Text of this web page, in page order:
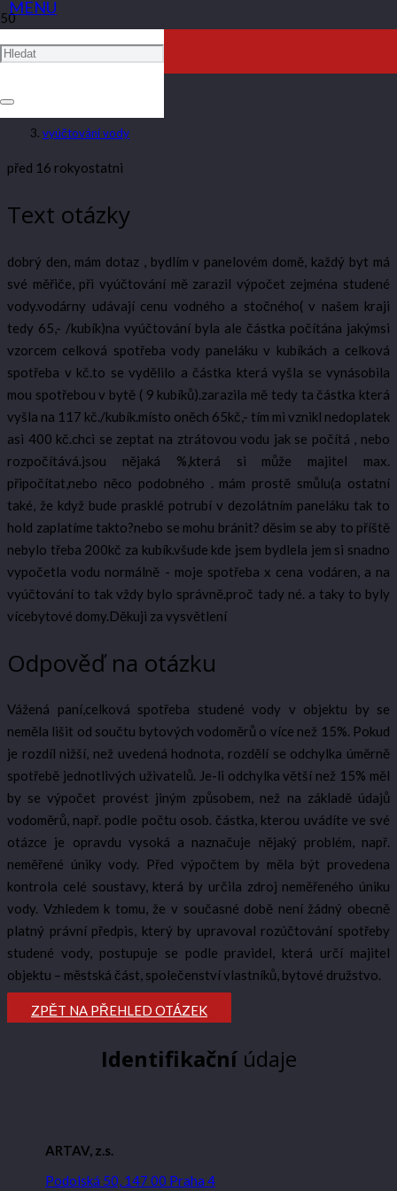
VYÚČTOVÁNÍ VODY
vyúčtování vody
před 16 rokyostatni
Text otázky
dobrý den, mám dotaz , bydlím v panelovém domě, každý byt má
své měřiče, při vyúčtování mě zarazil výpočet zejména studené
vody.vodárny udávají cenu vodného a stočného( v našem kraji
tedy 65,- /kubík)na vyúčtování byla ale částka počítána jakýmsi
vzorcem celková spotřeba vody paneláku v kubíkách a celková
spotřeba v kč.to se vydělilo a částka která vyšla se vynásobila
mou spotřebou v bytě ( 9 kubíků).zarazila mě tedy ta částka která
vyšla na 117 kč./kubík.místo oněch 65kč,- tím mi vznikl nedoplatek
asi 400 kč.chci se zeptat na ztrátovou vodu jak se počítá , nebo
rozpočítává.jsou nějaká %,která si může majitel max.
připočítat,nebo něco podobného . mám prostě smůlu(a ostatní
také, že když bude prasklé potrubí v dezolátním paneláku tak to
hold zaplatíme takto?nebo se mohu bránit? děsim se aby to příště
nebylo třeba 200kč za kubík.všude kde jsem bydlela jem si snadno
vypočetla vodu normálně - moje spotřeba x cena vodáren, a na
vyúčtování to tak vždy bylo správně.proč tady né. a taky to byly
vícebytové domy.Děkuji za vysvětlení
Odpověď na otázku
Vážená paní,celková spotřeba studené vody v objektu by se
neměla lišit od součtu bytových vodoměrů o více než 15%. Pokud
je rozdíl nižší, než uvedená hodnota, rozdělí se odchylka úměrně
spotřebě jednotlivých uživatelů. Je-li odchylka větší než 15% měl
by se výpočet provést jiným způsobem, než na základě údajů
vodoměrů, např. podle počtu osob. částka, kterou uvádíte ve své
otázce je opravdu vysoká a naznačuje nějaký problém, např.
neměřené úniky vody. Před výpočtem by měla být provedena
kontrola celé soustavy, která by určila zdroj neměřeného úniku
vody. Vzhledem k tomu, že v současné době není žádný obecně
platný právní předpis, který by upravoval rozúčtování spotřeby
studené vody, postupuje se podle pravidel, která určí majitel
objektu – městská část, společenství vlastníků, bytové družstvo.
ZPĚT NA PŘEHLED OTÁZEK
Identifikačníúdaje
ARTAV, z.s.
Podolská 50, 147 00 Praha 4